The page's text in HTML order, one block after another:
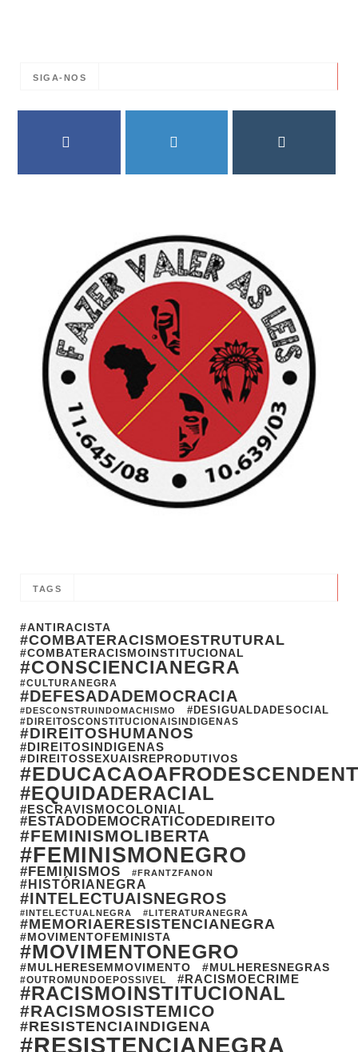
SIGA-NOS
TAGS
#ANTIRACISTA
#COMBATERACISMOESTRUTURAL
#COMBATERACISMOINSTITUCIONAL
#CONSCIENCIANEGRA
#CULTURANEGRA
#DEFESADADEMOCRACIA
#DESCONSTRUINDOMACHISMO #DESIGUALDADESOCIAL
#DIREITOSCONSTITUCIONAISINDIGENAS
#DIREITOSHUMANOS
#DIREITOSINDIGENAS
#DIREITOSSEXUAISREPRODUTIVOS
#EQUIDADERACIAL
#ESCRAVISMOCOLONIAL
#ESTADODEMOCRATICODEDIREITO
#FEMINISMOLIBERTA
#FEMINISMONEGRO
#FEMINISMOS #FRANTZFANON
#HISTÓRIANEGRA
#INTELECTUAISNEGROS
#INTELECTUALNEGRA #LITERATURANEGRA
#MEMORIAERESISTENCIANEGRA
#MOVIMENTOFEMINISTA
#MOVIMENTONEGRO
#MULHERESEMMOVIMENTO #MULHERESNEGRAS
#OUTROMUNDOEPOSSIVEL #RACISMOECRIME
#RACISMOINSTITUCIONAL
#RACISMOSISTEMICO
#RESISTENCIAINDIGENA
#RESISTENCIANEGRA